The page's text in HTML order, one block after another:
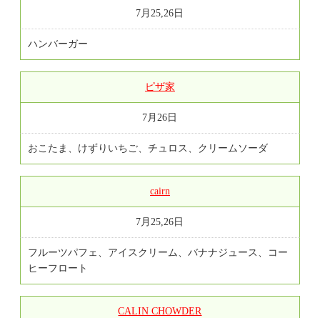
7月25,26日
ハンバーガー
ピザ家
7月26日
おこたま、けずりいちご、チュロス、クリームソーダ
cairn
7月25,26日
フルーツパフェ、アイスクリーム、バナナジュース、コー
ヒーフロート
CALIN CHOWDER